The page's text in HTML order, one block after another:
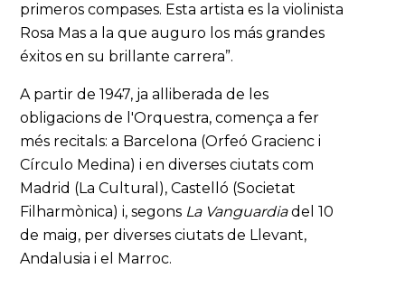
primeros compases. Esta artista es la violinista
Rosa Mas a la que auguro los más grandes
éxitos en su brillante carrera”.
A partir de 1947, ja alliberada de les
obligacions de l'Orquestra, comença a fer
més recitals: a Barcelona (Orfeó Gracienc i
Círculo Medina) i en diverses ciutats com
Madrid (La Cultural), Castelló (Societat
Filharmònica) i, segons La Vanguardiadel 10
de maig, per diverses ciutats de Llevant,
Andalusia i el Marroc.